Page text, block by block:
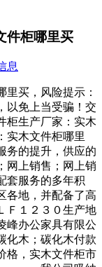
件柜哪里买
息
买，风险提示：
以免上当受骗！交
柜生产厂家：实木
实木文件柜哪里
的提升，供应的
网上销售；网上销
套服务的多年积
各地，并配备了高
Ｆ１２３０生产地
峰办公家具有限公
化木；碳化木付款
，实木文件柜市